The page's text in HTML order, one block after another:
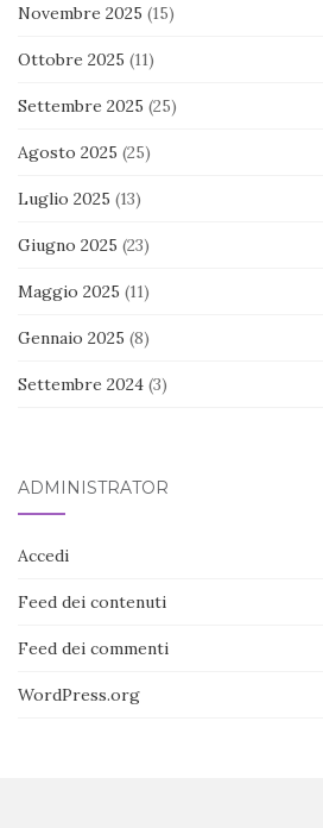
Novembre 2025 (15)
Ottobre 2025 (11)
Settembre 2025 (25)
Agosto 2025 (25)
Luglio 2025 (13)
Giugno 2025 (23)
Maggio 2025 (11)
Gennaio 2025 (8)
Settembre 2024 (3)
ADMINISTRATOR
Accedi
Feed dei contenuti
Feed dei commenti
WordPress.org